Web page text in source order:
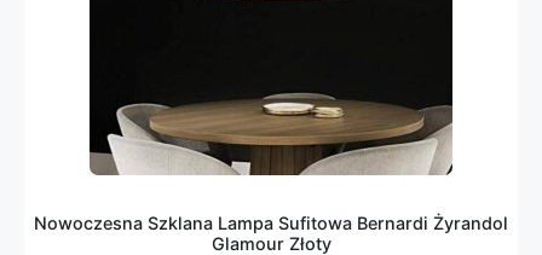
Nowoczesna Szklana Lampa Sufitowa Bernardi Żyrandol
Glamour Złoty